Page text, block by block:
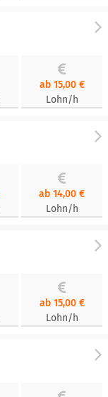
ab 15,00 €
Lohn/h
ab 14,00 €
Lohn/h
ab 15,00 €
Lohn/h